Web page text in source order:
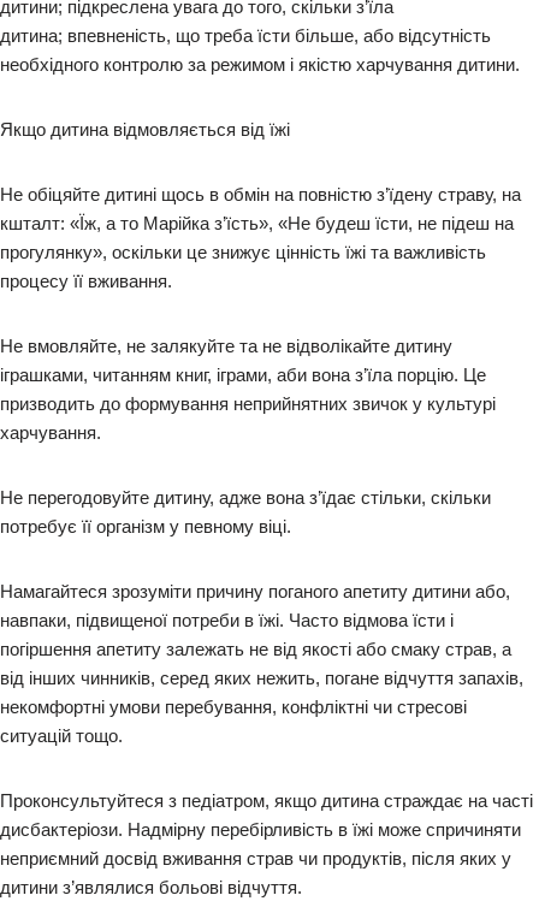
дитини; підкреслена увага до того, скільки з’їла
дитина; впевненість, що треба їсти більше, або відсутність
необхідного контролю за режимом і якістю харчування дитини.
Якщо дитина відмовляється від їжі
Не обіцяйте дитині щось в обмін на повністю з’їдену страву, на
кшталт: «Їж, а то Марійка з’їсть», «Не будеш їсти, не підеш на
прогулянку», оскільки це знижує цінність їжі та важливість
процесу її вживання.
Не вмовляйте, не залякуйте та не відволікайте дитину
іграшками, читанням книг, іграми, аби вона з’їла порцію. Це
призводить до формування неприйнятних звичок у культурі
харчування.
Не перегодовуйте дитину, адже вона з’їдає стільки, скільки
потребує її організм у певному віці.
Намагайтеся зрозуміти причину поганого апетиту дитини або,
навпаки, підвищеної потреби в їжі. Часто відмова їсти і
погіршення апетиту залежать не від якості або смаку страв, а
від інших чинників, серед яких нежить, погане відчуття запахів,
некомфортні умови перебування, конфліктні чи стресові
ситуацій тощо.
Проконсультуйтеся з педіатром, якщо дитина страждає на часті
дисбактеріози. Надмірну перебірливість в їжі може спричиняти
неприємний досвід вживання страв чи продуктів, після яких у
дитини з’являлися больові відчуття.